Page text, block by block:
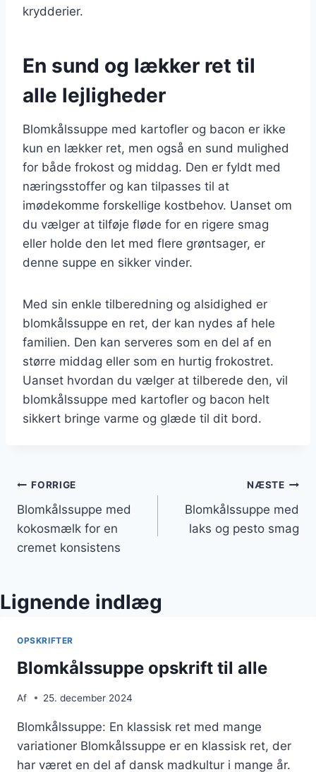
krydderier.
En sund og lækker ret til
alle lejligheder
Blomkålssuppe med kartofler og bacon er ikke
kun en lækker ret, men også en sund mulighed
for både frokost og middag. Den er fyldt med
næringsstoffer og kan tilpasses til at
imødekomme forskellige kostbehov. Uanset om
du vælger at tilføje fløde for en rigere smag
eller holde den let med flere grøntsager, er
denne suppe en sikker vinder.
Med sin enkle tilberedning og alsidighed er
blomkålssuppe en ret, der kan nydes af hele
familien. Den kan serveres som en del af en
større middag eller som en hurtig frokostret.
Uanset hvordan du vælger at tilberede den, vil
blomkålssuppe med kartofler og bacon helt
sikkert bringe varme og glæde til dit bord.
Indlægsnavigation
FORRIGE
Blomkålssuppe med
kokosmælk for en
cremet konsistens
NÆSTE
Blomkålssuppe med
laks og pesto smag
Lignende indlæg
OPSKRIFTER
Blomkålssuppe opskrift til alle
Af 25. december 2024
Blomkålssuppe: En klassisk ret med mange
variationer Blomkålssuppe er en klassisk ret, der
har været en del af dansk madkultur i mange år.